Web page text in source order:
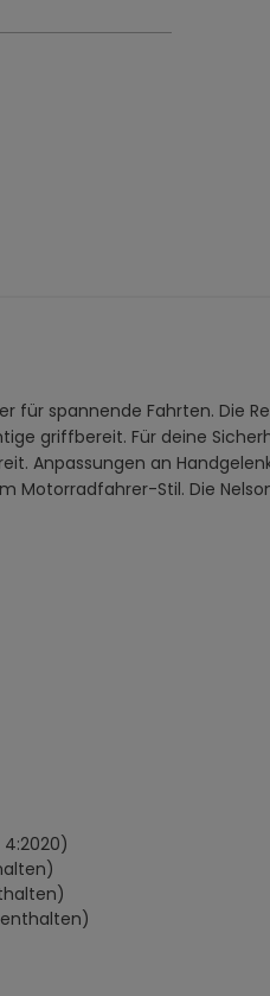
für spannende Fahrten. Die
griffbereit. Für deine
Anpassungen an
Motorradfahrer-Stil. Die